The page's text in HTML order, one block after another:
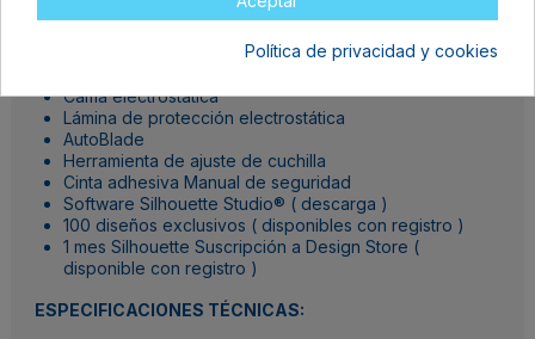
Silhouette Curio® 2​ Adaptador de CA /Juego de
​Cama electrostática​
Lámina de protección electrostática​
AutoBlade
​Herramienta de ajuste de cuchilla
Cinta adhesiva​ Manual de seguridad​
Software Silhouette Studio® ( descarga )​
100 diseños exclusivos ( disponibles con registro )
1 mes Silhouette Suscripción a Design Store (
disponible con registro )
ESPECIFICACIONES TÉCNICAS:
Política de privacidad y cookies